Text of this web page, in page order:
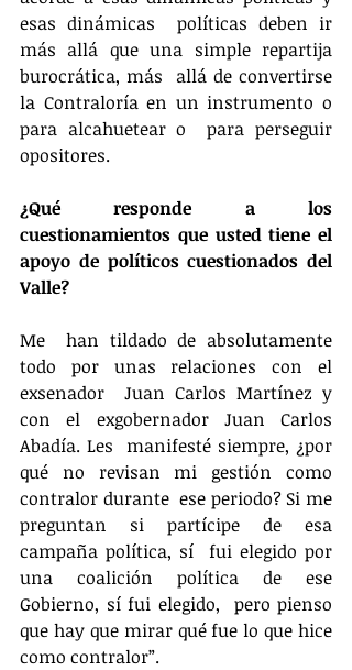
esas dinámicas  políticas deben ir
más allá que una simple repartija
burocrática, más  allá de convertirse
la Contraloría en un instrumento o
para alcahuetear o  para perseguir
opositores.
¿Qué responde a los
cuestionamientos que usted tiene el
apoyo de políticos cuestionados del
Valle?
Me  han tildado de absolutamente
todo por unas relaciones con el
exsenador  Juan Carlos Martínez y
con el exgobernador Juan Carlos
Abadía. Les  manifesté siempre, ¿por
qué no revisan mi gestión como
contralor durante  ese periodo? Si me
preguntan si partícipe de esa
campaña política, sí  fui elegido por
una coalición política de ese
Gobierno, sí fui elegido,  pero pienso
que hay que mirar qué fue lo que hice
como contralor”.